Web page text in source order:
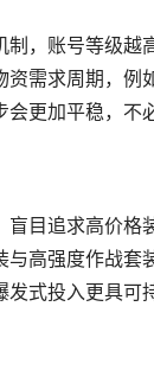
制，账号等级
资需求周期，
更加平稳，不
盲目追求高价
与高强度作战
式投入更具可